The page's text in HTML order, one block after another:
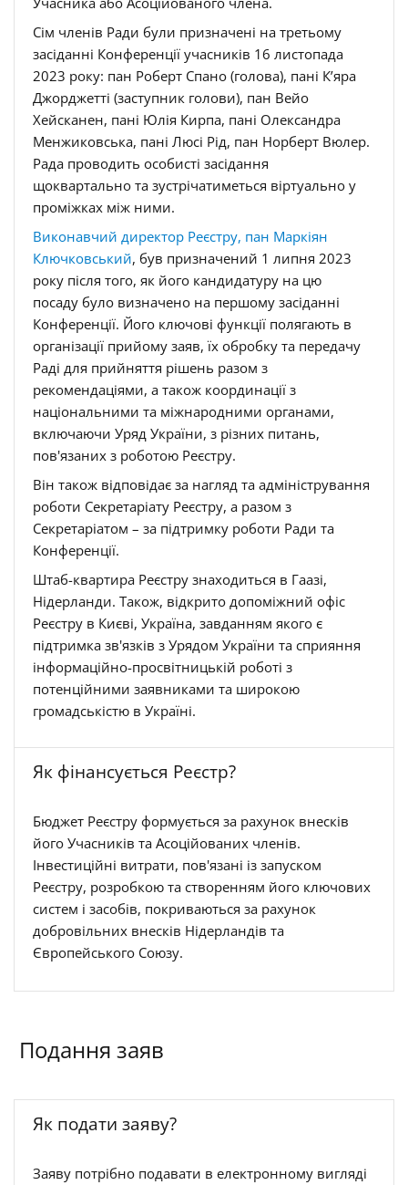
Сім членів Ради були призначені на третьому
засіданні Конференції учасників 16 листопада
2023 року: пан Роберт Спано (голова), пані К’яра
Джорджетті (заступник голови), пан Вейо
Хейсканен, пані Юлія Кирпа, пані Олександра
Менжиковська, пані Люсі Рід, пан Норберт Вюлер.
Рада проводить особисті засідання
щоквартально та зустрічатиметься віртуально у
проміжках між ними.
Виконавчий директор Реєстру, пан Маркіян
Ключковський, був призначений 1 липня 2023
року після того, як його кандидатуру на цю
посаду було визначено на першому засіданні
Конференції. Його ключові функції полягають в
організації прийому заяв, їх обробку та передачу
Раді для прийняття рішень разом з
рекомендаціями, а також координації з
національними та міжнародними органами,
включаючи Уряд України, з різних питань,
пов'язаних з роботою Реєстру.
Він також відповідає за нагляд та адміністрування
роботи Секретаріату Реєстру, а разом з
Секретаріатом – за підтримку роботи Ради та
Конференції.
Штаб-квартира Реєстру знаходиться в Гаазі,
Нідерланди. Також, відкрито допоміжний офіс
Реєстру в Києві, Україна, завданням якого є
підтримка зв'язків з Урядом України та сприяння
інформаційно-просвітницькій роботі з
потенційними заявниками та широкою
громадськістю в Україні.
Як фінансується Реєстр?
Бюджет Реєстру формується за рахунок внесків
його Учасників та Асоційованих членів.
Інвестиційні витрати, пов'язані із запуском
Реєстру, розробкою та створенням його ключових
систем і засобів, покриваються за рахунок
добровільних внесків Нідерландів та
Європейського Союзу.
Подання заяв
Як подати заяву?
Заяву потрібно подавати в електронному вигляді